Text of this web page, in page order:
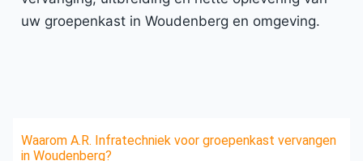
uw groepenkast in Woudenberg en omgeving.
Waarom A.R. Infratechniek voor groepenkast vervangen
in Woudenberg?